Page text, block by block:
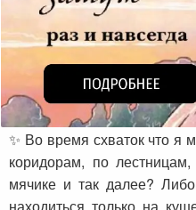
✨ Во время схваток что я
коридорам, по
мячике и так далее?